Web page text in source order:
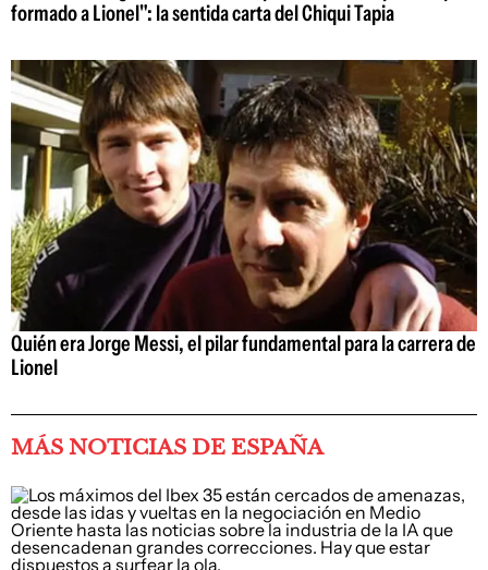
formado a Lionel": la sentida carta del Chiqui Tapia
Quién era Jorge Messi, el pilar fundamental para la carrera de
Lionel
MÁS NOTICIAS DE ESPAÑA